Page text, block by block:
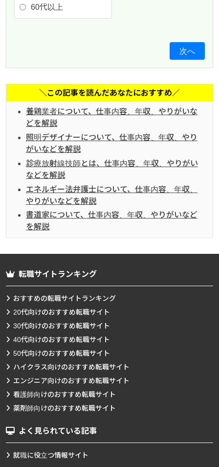
60代以上
次へ
＼この記事を読んだあなたにおすすめ／
養鶏業者について、仕事内容、年収、やりがいな
どを解説
照明デザイナーについて、仕事内容、年収、やり
がいなどを解説
診療放射線技師とは、仕事内容、年収、やりがい
などを解説
エネルギー法弁護士について、仕事内容、年収、
やりがいなどを解説
書道家について、仕事内容、年収、やりがいなど
を解説
転職サイトランキング
おすすめの転職サイトランキング
20代向けのおすすめ転職サイト
30代向けのおすすめ転職サイト
40代向けのおすすめ転職サイト
50代向けのおすすめ転職サイト
ハイクラス向けのおすすめ転職サイト
エンジニア向けのおすすめ転職サイト
看護師向けのおすすめ転職サイト
薬剤師向けのおすすめ転職サイト
よく見られている記事
就職に役立つ情報サイト